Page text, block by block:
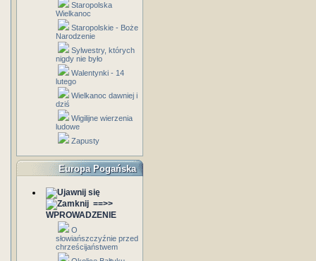
Staropolska
Wielkanoc
Staropolskie - Boże
Narodzenie
Sylwestry, których
nigdy nie było
Walentynki - 14
lutego
Wielkanoc dawniej i
dziś
Wigilijne wierzenia
ludowe
Zapusty
Europa Pogańska
==>>
WPROWADZENIE
O
słowiańszczyźnie przed
chrześcijaństwem